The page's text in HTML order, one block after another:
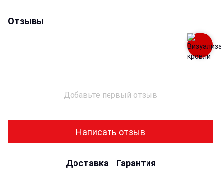
Отзывы
Добавьте первый отзыв
Написать отзыв
Доставка Гарантия